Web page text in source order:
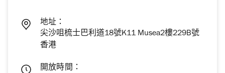
地址：
尖沙咀梳士巴利道18號K11 Musea2樓229B號
香港
開放時間：